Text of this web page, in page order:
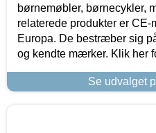
børnemøbler, børnecykler,
relaterede produkter er
Europa. De bestræber sig
og kendte mærker. Klik her
Se udvalget